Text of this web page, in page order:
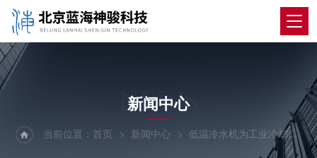
NEWS
新闻中心
当前位置：首页 新闻中心 低温冷水机为工业冷却提供创新解决方案